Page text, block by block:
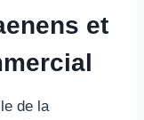
et
de la